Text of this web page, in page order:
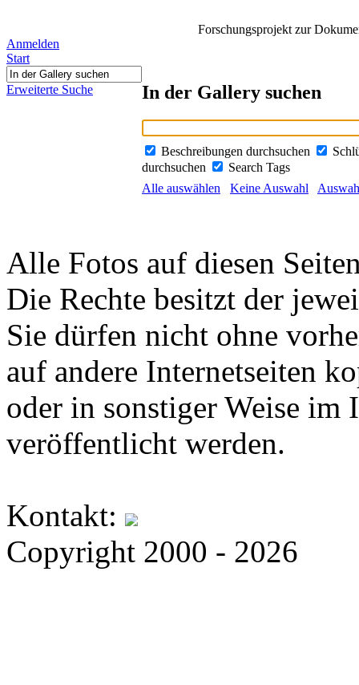
Forschungsprojekt zur
Anmelden
Start
Erweiterte Suche In der Gallery suchen
Beschreibungen durchsuchen
durchsuchen
Search Tags
Alle auswählen
Keine Auswahl
Alle Fotos auf diesen
Die Rechte besitzt der
Sie dürfen nicht ohne
auf andere Internetseiten
oder in sonstiger Weise im
veröffentlicht werden.
Kontakt:
Copyright 2000 - 2026